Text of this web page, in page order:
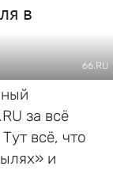
в
66.RU
за всё
всё, что
и